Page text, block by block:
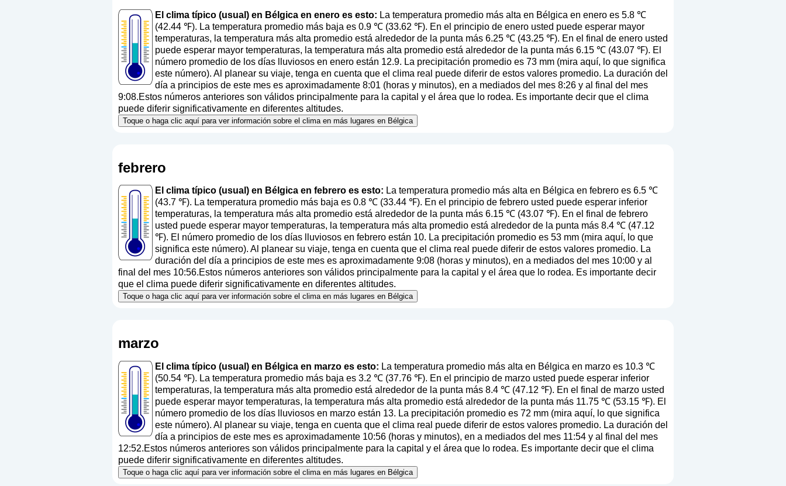
El clima típico (usual) en Bélgica en enero es esto: La temperatura promedio más alta en Bélgica en enero es 5.8 ℃
(42.44 ℉). La temperatura promedio más baja es 0.9 ℃ (33.62 ℉). En el principio de enero usted puede esperar mayor
temperaturas, la temperatura más alta promedio está alrededor de la punta más 6.25 ℃ (43.25 ℉). En el final de enero usted
puede esperar mayor temperaturas, la temperatura más alta promedio está alrededor de la punta más 6.15 ℃ (43.07 ℉). El
número promedio de los días lluviosos en enero están 12.9. La precipitación promedio es 73 mm (mira aquí, lo que significa
este número). Al planear su viaje, tenga en cuenta que el clima real puede diferir de estos valores promedio. La duración del
día a principios de este mes es aproximadamente 8:01 (horas y minutos), en a mediados del mes 8:26 y al final del mes
9:08.Estos números anteriores son válidos principalmente para la capital y el área que lo rodea. Es importante decir que el clima
puede diferir significativamente en diferentes altitudes.
Toque o haga clic aquí para ver información sobre el clima en más lugares en Bélgica
febrero
El clima típico (usual) en Bélgica en febrero es esto: La temperatura promedio más alta en Bélgica en febrero es 6.5 ℃
(43.7 ℉). La temperatura promedio más baja es 0.8 ℃ (33.44 ℉). En el principio de febrero usted puede esperar inferior
temperaturas, la temperatura más alta promedio está alrededor de la punta más 6.15 ℃ (43.07 ℉). En el final de febrero
usted puede esperar mayor temperaturas, la temperatura más alta promedio está alrededor de la punta más 8.4 ℃ (47.12
℉). El número promedio de los días lluviosos en febrero están 10. La precipitación promedio es 53 mm (mira aquí, lo que
significa este número). Al planear su viaje, tenga en cuenta que el clima real puede diferir de estos valores promedio. La
duración del día a principios de este mes es aproximadamente 9:08 (horas y minutos), en a mediados del mes 10:00 y al
final del mes 10:56.Estos números anteriores son válidos principalmente para la capital y el área que lo rodea. Es importante decir
que el clima puede diferir significativamente en diferentes altitudes.
Toque o haga clic aquí para ver información sobre el clima en más lugares en Bélgica
marzo
El clima típico (usual) en Bélgica en marzo es esto: La temperatura promedio más alta en Bélgica en marzo es 10.3 ℃
(50.54 ℉). La temperatura promedio más baja es 3.2 ℃ (37.76 ℉). En el principio de marzo usted puede esperar inferior
temperaturas, la temperatura más alta promedio está alrededor de la punta más 8.4 ℃ (47.12 ℉). En el final de marzo usted
puede esperar mayor temperaturas, la temperatura más alta promedio está alrededor de la punta más 11.75 ℃ (53.15 ℉). El
número promedio de los días lluviosos en marzo están 13. La precipitación promedio es 72 mm (mira aquí, lo que significa
este número). Al planear su viaje, tenga en cuenta que el clima real puede diferir de estos valores promedio. La duración del
día a principios de este mes es aproximadamente 10:56 (horas y minutos), en a mediados del mes 11:54 y al final del mes
12:52.Estos números anteriores son válidos principalmente para la capital y el área que lo rodea. Es importante decir que el clima
puede diferir significativamente en diferentes altitudes.
Toque o haga clic aquí para ver información sobre el clima en más lugares en Bélgica